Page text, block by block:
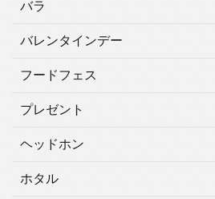
バラ
バレンタインデー
フードフェス
プレゼント
ヘッドホン
ホタル